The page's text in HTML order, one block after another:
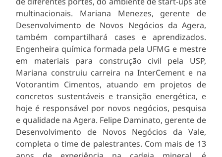
multinacionais. Mariana Menezes, gerente de
Desenvolvimento de Novos Negócios da Agera,
também compartilhará cases e aprendizados.
Engenheira química formada pela UFMG e mestre
em materiais para construção civil pela USP,
Mariana construiu carreira na InterCement e na
Votorantim Cimentos, atuando em projetos de
concretos sustentáveis e transição energética, e
hoje é responsável por novos negócios, pesquisa
e qualidade na Agera. Felipe Daminato, gerente de
Desenvolvimento de Novos Negócios da Vale,
completa o time de palestrantes. Com mais de 13